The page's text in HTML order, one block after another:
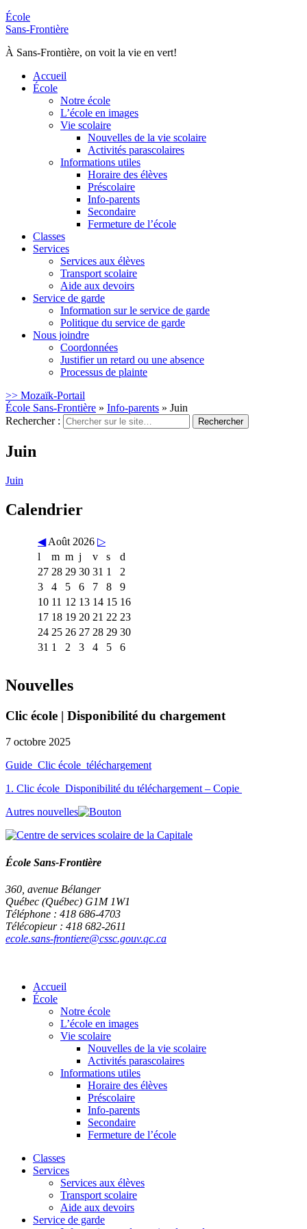
École
Sans-Frontière
À Sans-Frontière, on voit la vie en vert!
Accueil
École
Notre école
L’école en images
Vie scolaire
Nouvelles de la vie scolaire
Activités parascolaires
Informations utiles
Horaire des élèves
Préscolaire
Info-parents
Secondaire
Fermeture de l’école
Classes
Services
Services aux élèves
Transport scolaire
Aide aux devoirs
Service de garde
Information sur le service de garde
Politique du service de garde
Nous joindre
Coordonnées
Justifier un retard ou une absence
Processus de plainte
>> Mozaïk-Portail
École Sans-Frontière » Info-parents » Juin
Rechercher :
Juin
Juin
Calendrier
◀ Août 2026 ▷
l
m m j v s
d
27 28 29 30 31 1
2
3
4 5 6 7 8
9
10 11 12 13 14 15 16
17 18 19 20 21 22 23
24 25 26 27 28 29 30
31 1 2 3 4 5 6
Nouvelles
Clic école | Disponibilité du chargement
7 octobre 2025
Guide_Clic école_téléchargement
1. Clic école_Disponibilité du téléchargement – Copie
Autres nouvelles
École Sans-Frontière
360, avenue Bélanger
Québec (Québec) G1M 1W1
Téléphone : 418 686-4703
Télécopieur : 418 682-2611
ecole.sans-frontiere@cssc.gouv.qc.ca
Accueil
École
Notre école
L’école en images
Vie scolaire
Nouvelles de la vie scolaire
Activités parascolaires
Informations utiles
Horaire des élèves
Préscolaire
Info-parents
Secondaire
Fermeture de l’école
Classes
Services
Services aux élèves
Transport scolaire
Aide aux devoirs
Service de garde